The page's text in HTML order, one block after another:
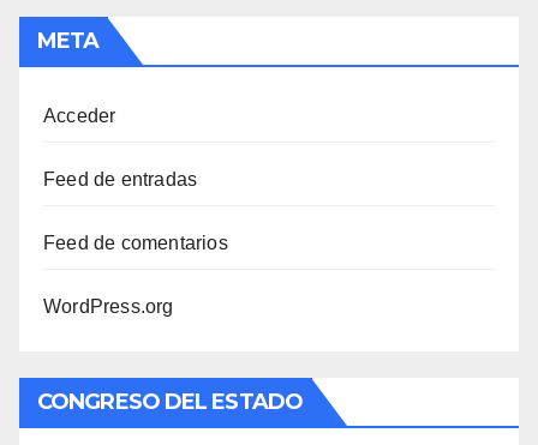
META
Acceder
Feed de entradas
Feed de comentarios
WordPress.org
CONGRESO DEL ESTADO